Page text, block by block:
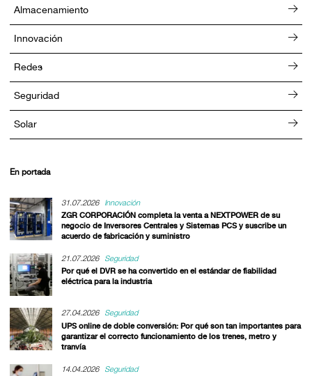
Almacenamiento
Innovación
Redes
Seguridad
Solar
En portada
31.07.2026
Innovación
ZGR CORPORACIÓN completa la venta a NEXTPOWER de su
negocio de Inversores Centrales y Sistemas PCS y suscribe un
acuerdo de fabricación y suministro
21.07.2026
Seguridad
Por qué el DVR se ha convertido en el estándar de fiabilidad
eléctrica para la industria
27.04.2026
Seguridad
UPS online de doble conversión: Por qué son tan importantes para
garantizar el correcto funcionamiento de los trenes, metro y
tranvía
14.04.2026 Seguridad